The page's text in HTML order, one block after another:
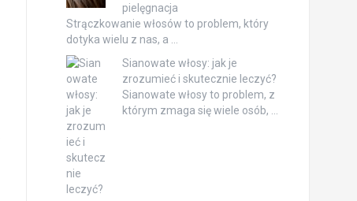
pielęgnacja
Strączkowanie włosów to problem, który
dotyka wielu z nas, a …
Sianowate włosy: jak je
zrozumieć i skutecznie leczyć?
Sianowate włosy to problem, z
którym zmaga się wiele osób, …